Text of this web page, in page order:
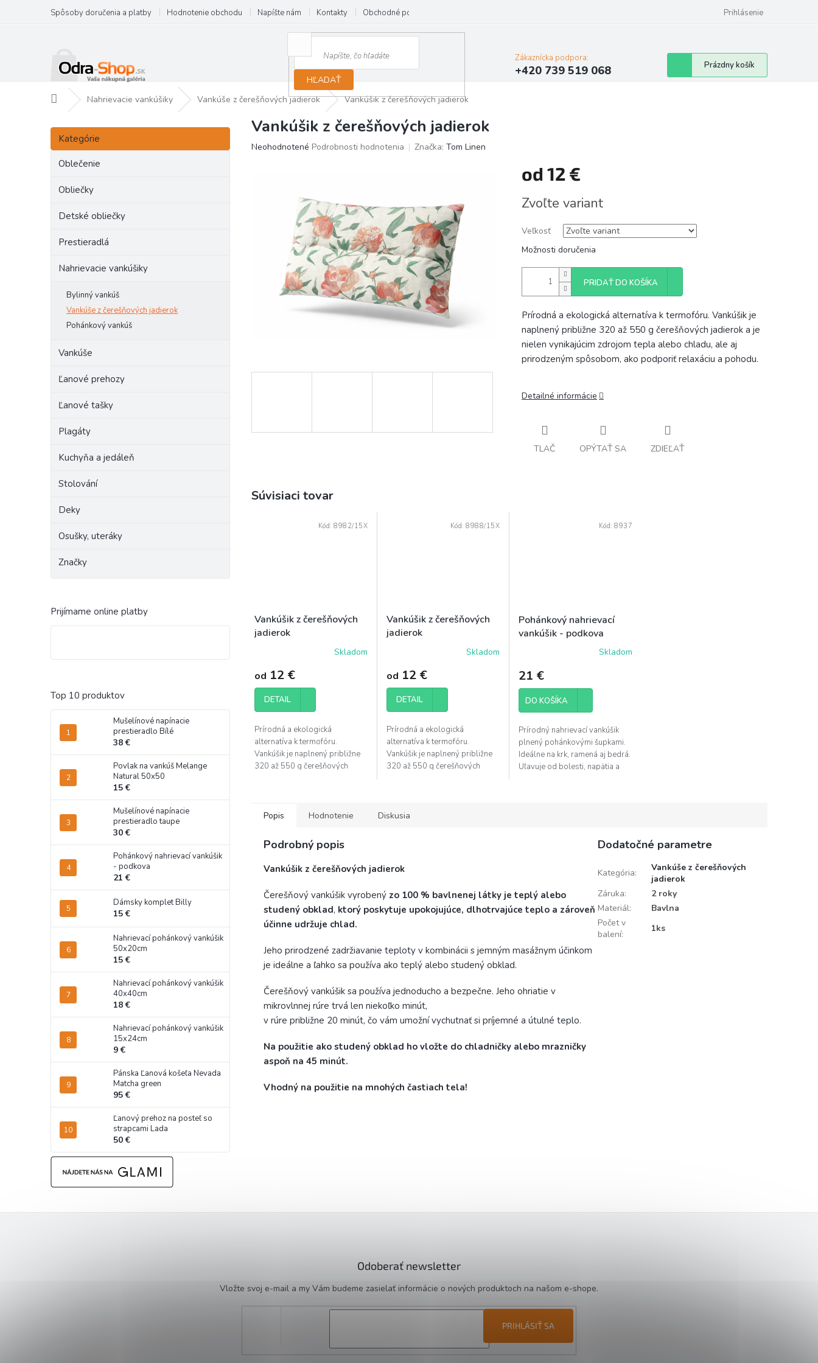
obsah
Spôsoby doručenia a platby Hodnotenie obchodu Napíšte nám Kontakty Obchodné podmienky Prihlásenie
HĽADAŤ
Zákaznícka podpora:
+420 739 519 068
Nákupný
košík
Prázdny košík
DomovNahrievacie vankúšiky Vankúše z čerešňových jadierok Vankúšik z čerešňových jadierok
B
č
Preskočiť
kategórie
Kategórie
Oblečenie
Obliečky
Detské obliečky
Prestieradlá
Nahrievacie vankúšiky
Bylinný vankúš
Vankúše z čerešňových jadierok
Pohánkový vankúš
Vankúše
Ľanové prehozy
Ľanové tašky
Plagáty
Kuchyňa a jedáleň
Stolování
Deky
Osušky, uteráky
Značky
Prijímame online platby
Top 10 produktov
Mušelínové napínacie
prestieradlo Bílé
38 €
Povlak na vankúš Melange
Natural 50x50
15 €
Mušelínové napínacie
prestieradlo taupe
30 €
Pohánkový nahrievací vankúšik
- podkova
21 €
Dámsky komplet Billy
15 €
Nahrievací pohánkový vankúšik
50x20cm
15 €
Nahrievací pohánkový vankúšik
40x40cm
18 €
Nahrievací pohánkový vankúšik
15x24cm
9 €
Pánska Ľanová košeľa Nevada
Matcha green
95 €
Ľanový prehoz na posteľ so
strapcami Lada
50 €
Vankúšik z čerešňových jadierok
Priemerné
Neohodnotené Podrobnosti hodnotenia Značka: Tom Linen
od 12 €
cena:
Zvoľte variant
Veľkosť
Možnosti doručenia
PRIDAŤ DO KOŠÍKA
Prírodná a ekologická alternatíva k termofóru. Vankúšik je
naplnený približne 320 až 550 g čerešňových jadierok a je
nielen vynikajúcim zdrojom tepla alebo chladu, ale aj
prirodzeným spôsobom, ako podporiť relaxáciu a pohodu.
Detailné informácie
TLAČ OPÝTAŤ SA ZDIEĽAŤ
Súvisiaci tovar
Vankúšik z čerešňových
jadierok
Skladom
od 12 €
DETAIL
Prírodná a ekologická
alternatíva k termofóru.
Vankúšik je naplnený približne
320 až 550 g čerešňových
Kód: 8982/15X
Vankúšik z čerešňových
jadierok
Skladom
od 12 €
DETAIL
Prírodná a ekologická
alternatíva k termofóru.
Vankúšik je naplnený približne
320 až 550 g čerešňových
Kód: 8988/15X
Pohánkový nahrievací
vankúšik - podkova
Skladom
21 €
DO KOŠÍKA
Prírodný nahrievací vankúšik
plnený pohánkovými šupkami.
Ideálne na krk, ramená aj bedrá.
Uľavuje od bolesti, napätia a
Kód: 8937
Popis Hodnotenie Diskusia
Podrobný popis
Vankúšik z čerešňových jadierok
Čerešňový vankúšik vyrobený zo 100 % bavlnenej látky je teplý alebo
studený obklad, ktorý poskytuje upokojujúce, dlhotrvajúce teplo a zároveň
účinne udržuje chlad.
Jeho prirodzené zadržiavanie teploty v kombinácii s jemným masážnym účinkom
je ideálne a ľahko sa používa ako teplý alebo studený obklad.
Čerešňový vankúšik sa používa jednoducho a bezpečne. Jeho ohriatie v
mikrovlnnej rúre trvá len niekoľko minút,
v rúre približne 20 minút, čo vám umožní vychutnať si príjemné a útulné teplo.
Na použitie ako studený obklad ho vložte do chladničky alebo mrazničky
aspoň na 45 minút.
Vhodný na použitie na mnohých častiach tela!
Dodatočné parametre
Kategória:
Vankúše z čerešňových
jadierok
Záruka:
2 roky
Materiál:
Bavlna
Počet v
balení:
1ks
Odoberať newsletter
Vložte svoj e-mail a my Vám budeme zasielať informácie o nových produktoch na našom e-shope.
PRIHLÁSIŤ SA